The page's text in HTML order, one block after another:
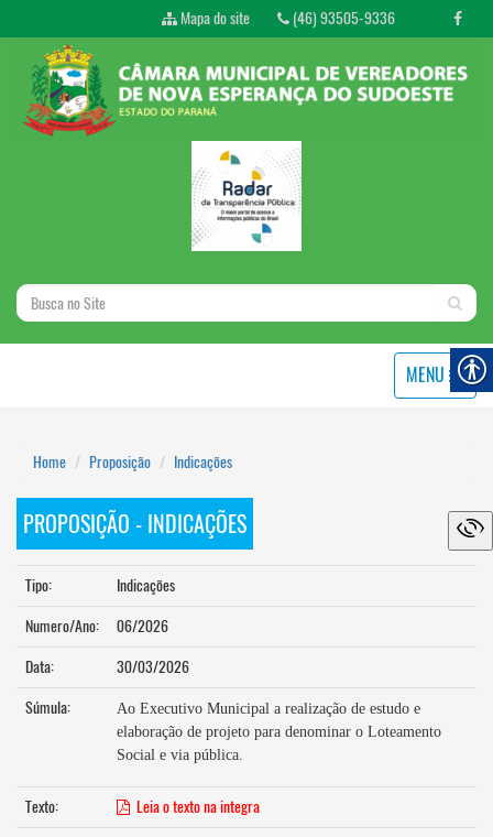
Mapa do site (46) 93505-9336
MENU
Home Proposição Indicações
PROPOSIÇÃO - INDICAÇÕES
Tipo:
Indicações
Numero/Ano:
06/2026
Data:
30/03/2026
Súmula:
Ao Executivo Municipal a realização de estudo e
elaboração de projeto para denominar o Loteamento
Social e via pública.
Texto:
Leia o texto na integra